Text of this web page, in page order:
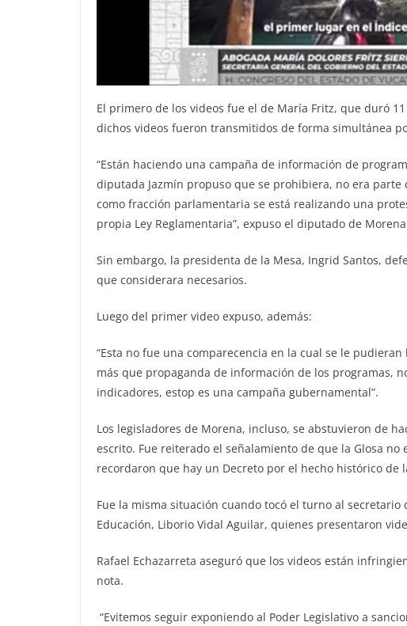
El primero de los videos fue el de María Fritz, que duró
dichos videos fueron transmitidos de forma simultánea
“Están haciendo una campaña de información de
diputada Jazmín propuso que se prohibiera, no era
como fracción parlamentaria se está realizando una
propia Ley Reglamentaria”, expuso el diputado de
Sin embargo, la presidenta de la Mesa, Ingrid Santos,
que considerara necesarios.
Luego del primer video expuso, además:
“Esta no fue una comparecencia en la cual se le
más que propaganda de información de los programas,
indicadores, estop es una campaña gubernamental”.
Los legisladores de Morena, incluso, se abstuvieron de
escrito. Fue reiterado el señalamiento de que la Glosa
recordaron que hay un Decreto por el hecho histórico de
Fue la misma situación cuando tocó el turno al secretario
Educación, Liborio Vidal Aguilar, quienes presentaron
Rafael Echazarreta aseguró que los videos están
nota.
“Evitemos seguir exponiendo al Poder Legislativo a